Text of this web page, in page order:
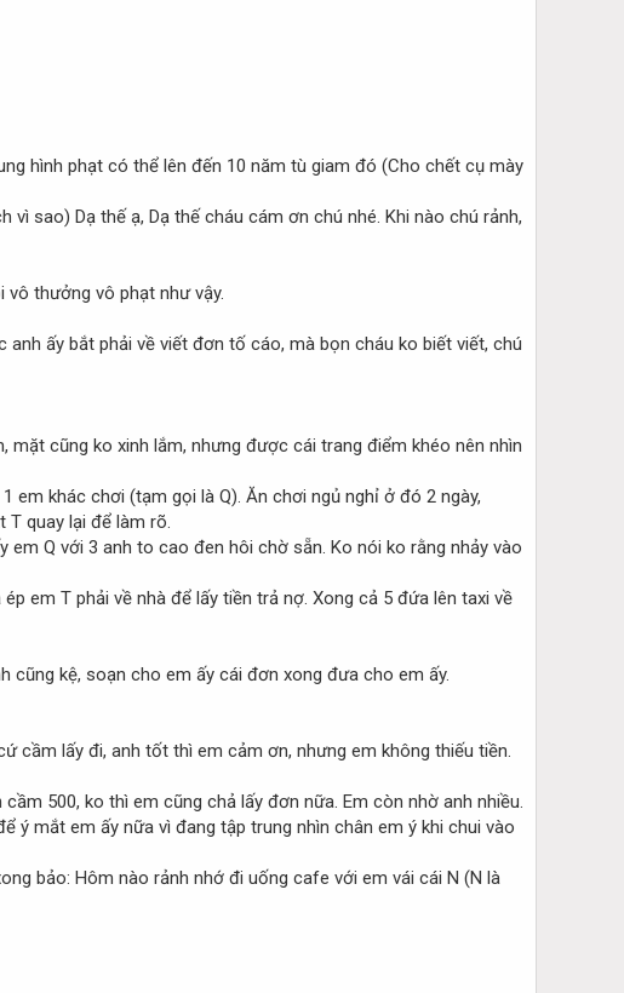
hình phạt có thể lên đến 10 năm tù giam đó (Cho chết cụ mày
sao) Dạ thế ạ, Dạ thế cháu cám ơn chú nhé. Khi nào chú rảnh,
thưởng vô phạt như vậy.
ấy bắt phải về viết đơn tố cáo, mà bọn cháu ko biết viết, chú
cũng ko xinh lắm, nhưng được cái trang điểm khéo nên nhìn
em khác chơi (tạm gọi là Q). Ăn chơi ngủ nghỉ ở đó 2 ngày,
T quay lại để làm rõ.
Q với 3 anh to cao đen hôi chờ sẵn. Ko nói ko rằng nhảy vào
em T phải về nhà để lấy tiền trả nợ. Xong cả 5 đứa lên taxi về
cũng kệ, soạn cho em ấy cái đơn xong đưa cho em ấy.
cầm lấy đi, anh tốt thì em cảm ơn, nhưng em không thiếu tiền.
500, ko thì em cũng chả lấy đơn nữa. Em còn nhờ anh nhiều.
ý mắt em ấy nữa vì đang tập trung nhìn chân em ý khi chui vào
bảo: Hôm nào rảnh nhớ đi uống cafe với em vái cái N (N là